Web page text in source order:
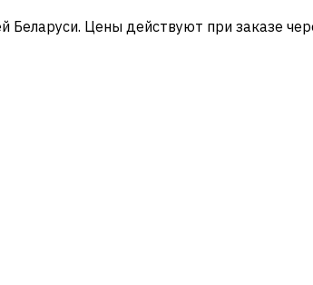
Беларуси. Цены действуют при заказе